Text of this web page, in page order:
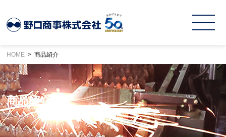
HOME 商品紹介
商品紹介